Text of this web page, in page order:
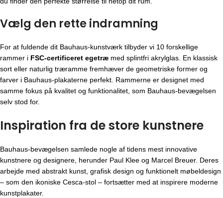
Vælg den rette indramning
For at fuldende dit Bauhaus-kunstværk tilbyder vi 10 forskellige
rammer i FSC-certificeret egetræ med splintfri akrylglas. En klassisk
sort eller naturlig træramme fremhæver de geometriske former og
farver i Bauhaus-plakaterne perfekt. Rammerne er designet med
samme fokus på kvalitet og funktionalitet, som Bauhaus-bevægelsen
selv stod for.
Inspiration fra de store kunstnere
Bauhaus-bevægelsen samlede nogle af tidens mest innovative
kunstnere og designere, herunder Paul Klee og Marcel Breuer. Deres
arbejde med abstrakt kunst, grafisk design og funktionelt møbeldesign
– som den ikoniske Cesca-stol – fortsætter med at inspirere moderne
kunstplakater.